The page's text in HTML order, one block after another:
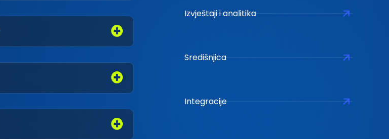
Izvještaji i analitika
Središnjica
Integracije